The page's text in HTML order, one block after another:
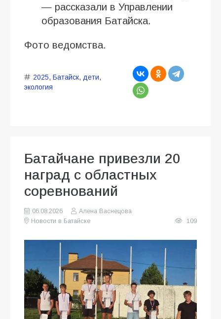
— рассказали в Управлении
образования Батайска.
Фото ведомства.
2025, Батайск, дети,
экология
Батайчане привезли 20
наград с областных
соревнований
06.08.2026
Алена Васнецова
Новости в Батайске
109